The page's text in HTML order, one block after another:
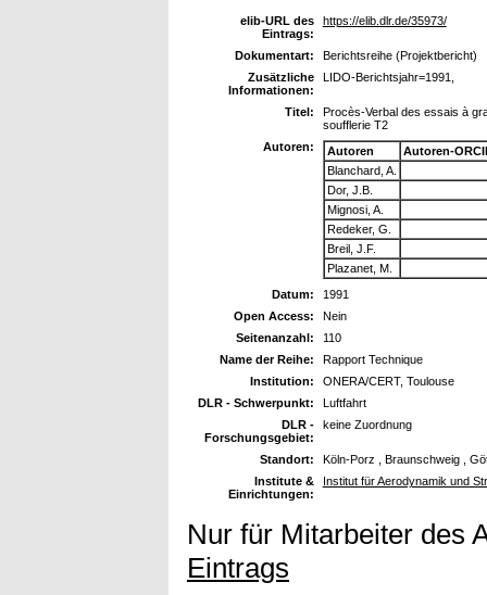
elib-URL des
Eintrags:
https://elib.dlr.de/35973/
Dokumentart:
Berichtsreihe (Projektbericht)
Zusätzliche
Informationen:
LIDO-Berichtsjahr=1991,
Titel:
Procès-Verbal des essais à
soufflerie T2
Autoren:
Autoren
Autoren-
Blanchard, A.
Dor, J.B.
Mignosi, A.
Redeker, G.
Breil, J.F.
Plazanet, M.
Datum:
1991
Open Access:
Nein
Seitenanzahl:
110
Name der Reihe:
Rapport Technique
Institution:
ONERA/CERT, Toulouse
DLR - Schwerpunkt:
Luftfahrt
DLR -
Forschungsgebiet:
keine Zuordnung
Standort:
Köln-Porz , Braunschweig ,
Institute &
Einrichtungen:
Institut für Aerodynamik und
Nur für Mitarbeiter des
Eintrags